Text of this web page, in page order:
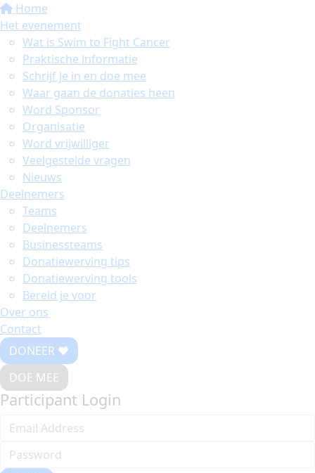
Home
Het evenement
Wat is Swim to Fight Cancer
Praktische informatie
Schrijf je in en doe mee
Waar gaan de donaties heen
Word Sponsor
Organisatie
Word vrijwilliger
Veelgestelde vragen
Nieuws
Deelnemers
Teams
Deelnemers
Businessteams
Donatiewerving tips
Donatiewerving tools
Bereid je voor
Over ons
Contact
DONEER ♥
DOE MEE
Participant Login